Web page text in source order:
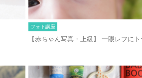
フォト講座
【赤ちゃん写真・上級】 一眼レフに